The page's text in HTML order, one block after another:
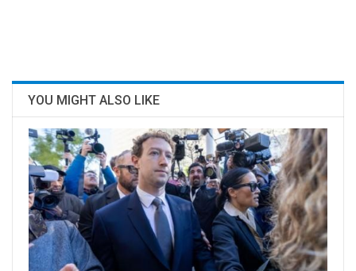
YOU MIGHT ALSO LIKE